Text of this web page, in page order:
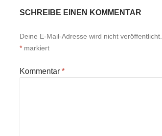
SCHREIBE EINEN KOMMENTAR
Deine E-Mail-Adresse wird nicht veröffentlicht.
* markiert
Kommentar *